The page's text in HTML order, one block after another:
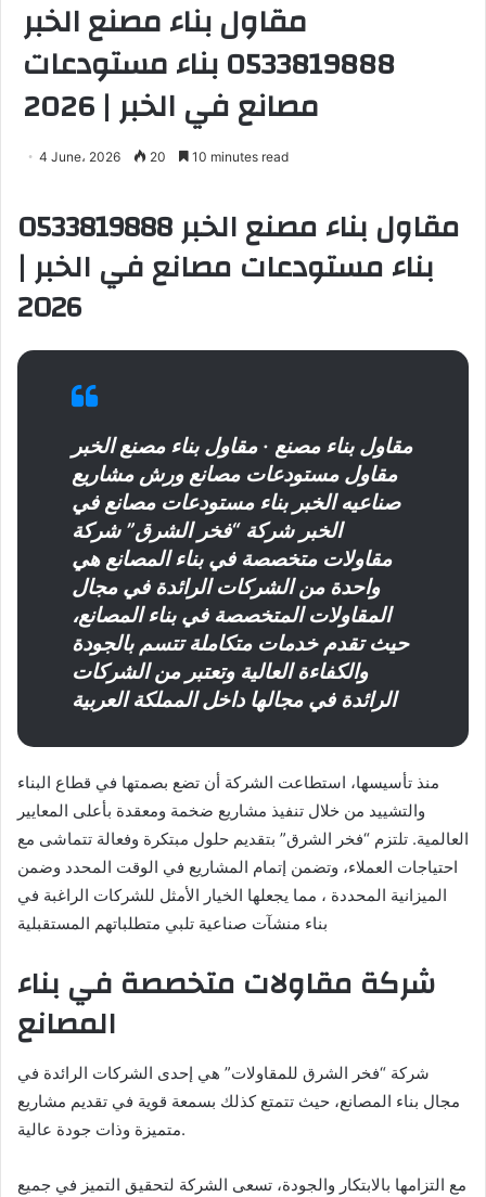
مقاول بناء مصنع الخبر
0533819888 بناء مستودعات
مصانع في الخبر | 2026
4 June، 2026 20 10 minutes read
مقاول بناء مصنع الخبر 0533819888
بناء مستودعات مصانع في الخبر |
2026
مقاول بناء مصنع · مقاول بناء مصنع الخبر
مقاول مستودعات مصانع ورش مشاريع
صناعيه الخبر بناء مستودعات مصانع في
الخبر شركة “فخر الشرق” شركة
مقاولات متخصصة في بناء المصانع هي
واحدة من الشركات الرائدة في مجال
المقاولات المتخصصة في بناء المصانع،
حيث تقدم خدمات متكاملة تتسم بالجودة
والكفاءة العالية وتعتبر من الشركات
الرائدة في مجالها داخل المملكة العربية
منذ تأسيسها، استطاعت الشركة أن تضع بصمتها في قطاع البناء
والتشييد من خلال تنفيذ مشاريع ضخمة ومعقدة بأعلى المعايير
العالمية. تلتزم “فخر الشرق” بتقديم حلول مبتكرة وفعالة تتماشى مع
احتياجات العملاء، وتضمن إتمام المشاريع في الوقت المحدد وضمن
الميزانية المحددة ، مما يجعلها الخيار الأمثل للشركات الراغبة في
بناء منشآت صناعية تلبي متطلباتهم المستقبلية
شركة مقاولات متخصصة في بناء
المصانع
شركة “فخر الشرق للمقاولات” هي إحدى الشركات الرائدة في
مجال بناء المصانع، حيث تتمتع كذلك بسمعة قوية في تقديم مشاريع
متميزة وذات جودة عالية.
مع التزامها بالابتكار والجودة، تسعى الشركة لتحقيق التميز في جميع